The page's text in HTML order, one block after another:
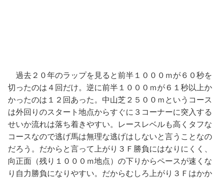
過去２０年のラップを見ると前半１０００ｍが６０秒を
切ったのは４回だけ。逆に前半１０００ｍが６１秒以上か
かったのは１２回あった。中山芝２５００ｍというコース
は外回りのスタート地点からすぐに３コーナーに突入する
せいか流れは落ち着きやすい。レースレベルも高くタフな
コースなので逃げ馬は無理な逃げはしないと言うことなの
だろう。だからと言って上がり３Ｆ勝負にはなりにくく、
向正面（残り１０００ｍ地点）の下りからペースが速くな
り自力勝負になりやすい。だからむしろ上がり３Ｆはかか